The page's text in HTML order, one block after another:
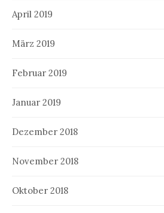
April 2019
März 2019
Februar 2019
Januar 2019
Dezember 2018
November 2018
Oktober 2018